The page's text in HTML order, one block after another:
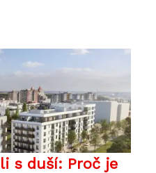
s duší: Proč je